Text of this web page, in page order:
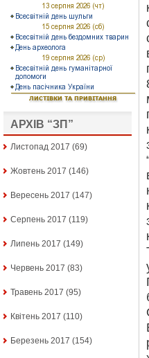
АРХІВ “ЗП”
Листопад 2017 (69)
Жовтень 2017 (146)
Вересень 2017 (147)
Серпень 2017 (119)
Липень 2017 (149)
Червень 2017 (83)
Травень 2017 (95)
Квітень 2017 (110)
Березень 2017 (154)